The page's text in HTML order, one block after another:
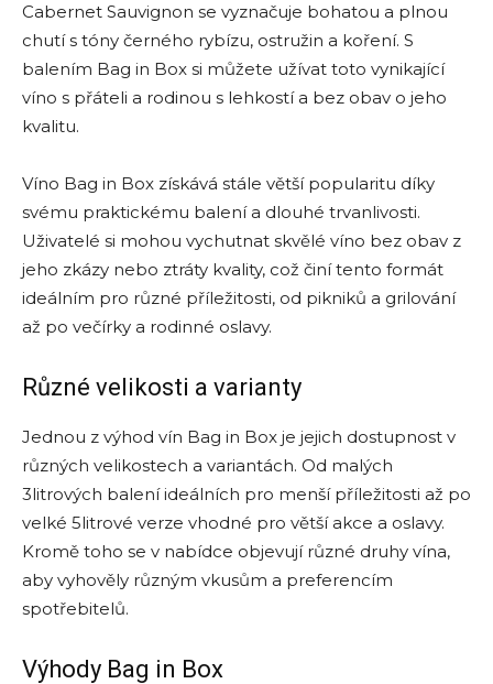
Cabernet Sauvignon se vyznačuje bohatou a plnou
chutí s tóny černého rybízu, ostružin a koření. S
balením Bag in Box si můžete užívat toto vynikající
víno s přáteli a rodinou s lehkostí a bez obav o jeho
kvalitu.
Víno Bag in Box získává stále větší popularitu díky
svému praktickému balení a dlouhé trvanlivosti.
Uživatelé si mohou vychutnat skvělé víno bez obav z
jeho zkázy nebo ztráty kvality, což činí tento formát
ideálním pro různé příležitosti, od pikniků a grilování
až po večírky a rodinné oslavy.
Různé velikosti a varianty
Jednou z výhod vín Bag in Box je jejich dostupnost v
různých velikostech a variantách. Od malých
3litrových balení ideálních pro menší příležitosti až po
velké 5litrové verze vhodné pro větší akce a oslavy.
Kromě toho se v nabídce objevují různé druhy vína,
aby vyhověly různým vkusům a preferencím
spotřebitelů.
Výhody Bag in Box